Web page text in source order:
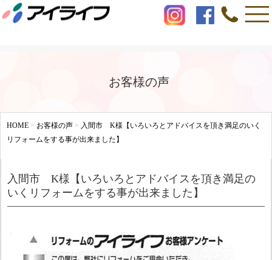
お客様の声
HOME > お客様の声 > 入間市 K様【いろいろとアドバイスを頂き満足のいく
リフォームをする事が出来ました】
入間市 K様【いろいろとアドバイスを頂き満足の
いくリフォームをする事が出来ました】